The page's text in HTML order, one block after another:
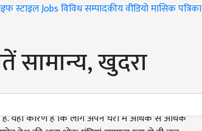
स्टाइलJobsविविधसम्पादकीयवीडियोमासिक पत्रिका
सामान्य, खुदरा
यही कारण है कि लोग अपने घरों में अधिक से अधिक